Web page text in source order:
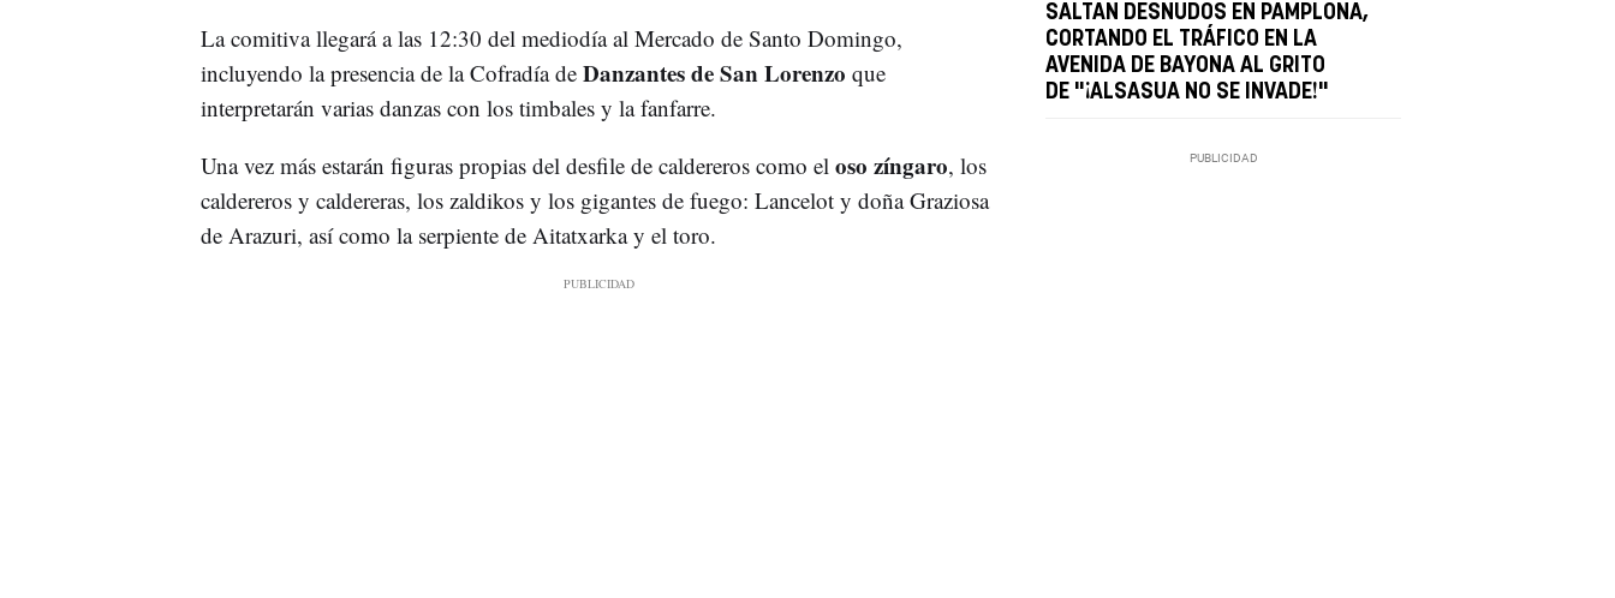
La comitiva llegará a las 12:30 del mediodía al Mercado de Santo Domingo,
incluyendo la presencia de la Cofradía de Danzantes de San Lorenzo que
interpretarán varias danzas con los timbales y la fanfarre.
Una vez más estarán figuras propias del desfile de caldereros como el oso zíngaro, los
caldereros y caldereras, los zaldikos y los gigantes de fuego: Lancelot y doña Graziosa
de Arazuri, así como la serpiente de Aitatxarka y el toro.
SALTAN DESNUDOS EN PAMPLONA,
CORTANDO EL TRÁFICO EN LA
AVENIDA DE BAYONA AL GRITO
DE "¡ALSASUA NO SE INVADE!"